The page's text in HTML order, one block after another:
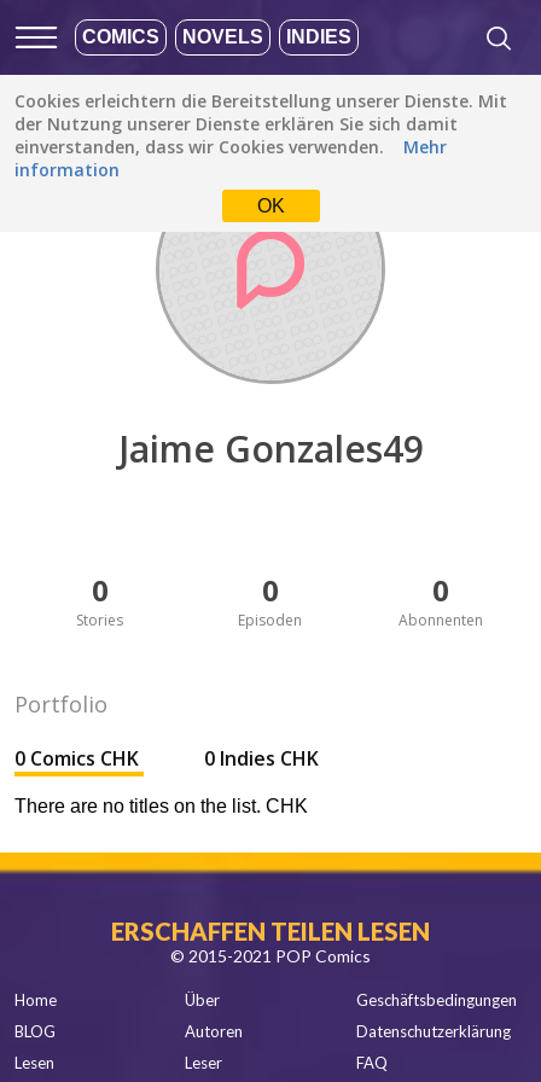
COMICS NOVELS INDIES
Cookies erleichtern die Bereitstellung unserer Dienste. Mit
der Nutzung unserer Dienste erklären Sie sich damit
einverstanden, dass wir Cookies verwenden.
Mehr
information
OK
Entdecken / Jaime Gonzales49
Jaime Gonzales49
0
Stories
0
Episoden
0
Abonnenten
Portfolio
0 Comics CHK 0 Indies CHK
There are no titles on the list. CHK
ERSCHAFFEN TEILEN LESEN
© 2015-2021 POP Comics
Home
BLOG
Lesen
Über
Autoren
Leser
Geschäftsbedingungen
Datenschutzerklärung
FAQ